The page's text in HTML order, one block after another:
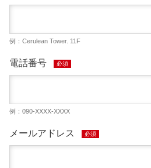
例：Cerulean Tower. 11F
電話番号 必須
例：090-XXXX-XXXX
メールアドレス 必須